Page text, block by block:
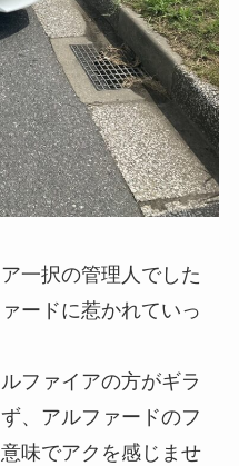
一択の管理人でした
ードに惹かれていっ
ファイアの方がギラ
、アルファードのフ
味でアクを感じませ